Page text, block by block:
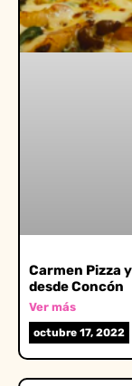
Carmen Pizza
desde Concón
Ver más
octubre 17, 2022